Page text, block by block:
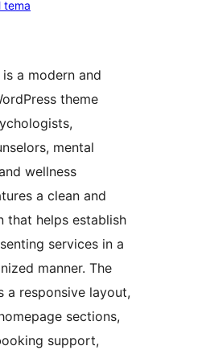
tema
a modern and
theme
mental
wellness
a clean and
that helps establish
services in a
manner. The
a responsive layout,
sections,
support,